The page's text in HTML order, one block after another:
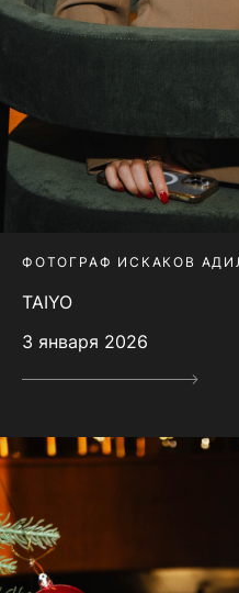
ФОТОГРАФ ИСКАКОВ
TAIYO
3 января 2026